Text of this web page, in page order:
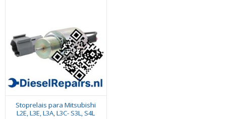
Stoprelais para Mitsubishi
L2E, L3E, L3A, L3C- S3L, S4L